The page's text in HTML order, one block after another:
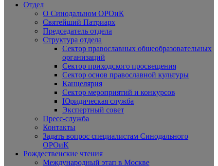
Отдел
О Синодальном ОРОиК
Святейший Патриарх
Председатель отдела
Структура отдела
Сектор православных общеобразовательных
организаций
Сектор приходского просвещения
Сектор основ православной культуры
Канцелярия
Сектор мероприятий и конкурсов
Юридическая служба
Экспертный совет
Пресс-служба
Контакты
Задать вопрос специалистам Синодального
ОРОиК
Рождественские чтения
Международный этап в Москве